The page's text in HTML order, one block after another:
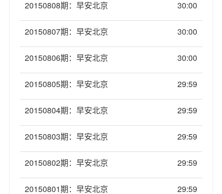
20150808期：早安北京 30:00
20150807期：早安北京 30:00
20150806期：早安北京 30:00
20150805期：早安北京 29:59
20150804期：早安北京 29:59
20150803期：早安北京 29:59
20150802期：早安北京 29:59
20150801期：早安北京 29:59